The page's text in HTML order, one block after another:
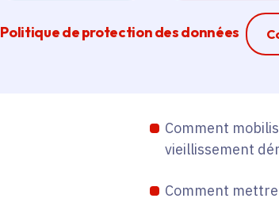
Politique de protection des données
Comment
artificielle pour
Comment
vieillissement
Comment